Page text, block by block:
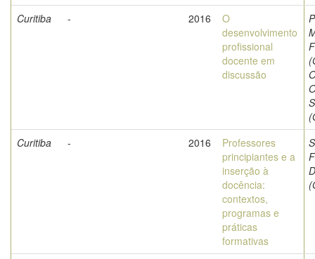
Curitiba
- 2016
O
desenvolvimento
profissional
docente em
discussão
Curitiba
- 2016
Professores
principiantes e a
inserção à
docência:
contextos,
programas e
práticas
formativas